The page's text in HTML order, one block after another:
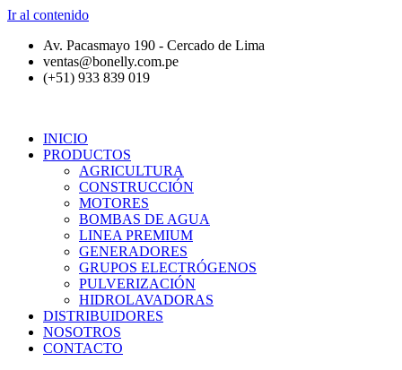
Ir al contenido
Av. Pacasmayo 190 - Cercado de Lima
ventas@bonelly.com.pe
(+51) 933 839 019
INICIO
PRODUCTOS
AGRICULTURA
CONSTRUCCIÓN
MOTORES
BOMBAS DE AGUA
LINEA PREMIUM
GENERADORES
GRUPOS ELECTRÓGENOS
PULVERIZACIÓN
HIDROLAVADORAS
DISTRIBUIDORES
NOSOTROS
CONTACTO